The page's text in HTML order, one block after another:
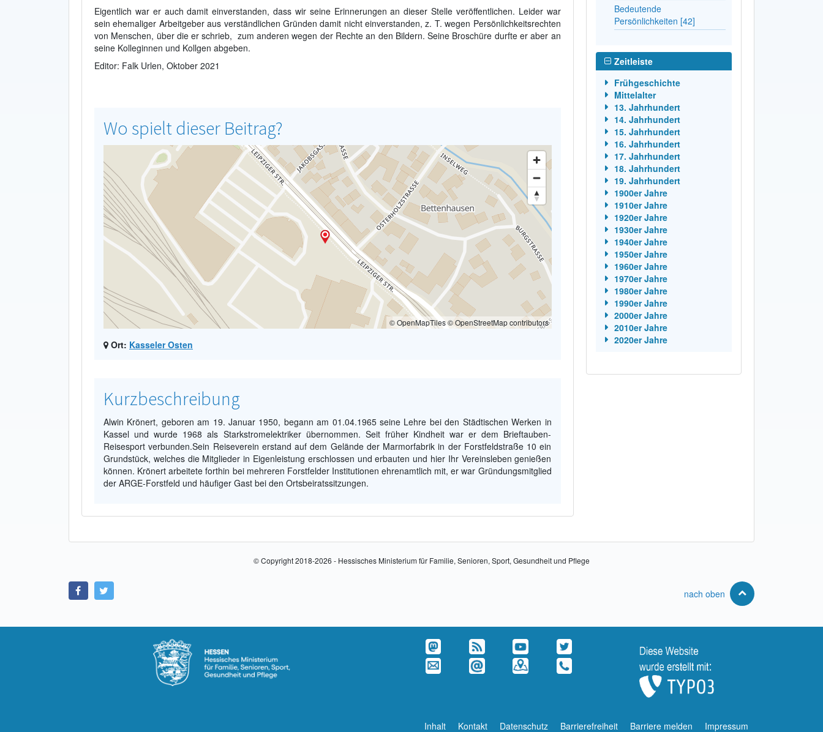
Eigentlich war er auch damit einverstanden, dass wir seine Erinnerungen an dieser Stelle veröffentlichen. Leider war
sein ehemaliger Arbeitgeber aus verständlichen Gründen damit nicht einverstanden, z. T. wegen Persönlichkeitsrechten
von Menschen, über die er schrieb, zum anderen wegen der Rechte an den Bildern. Seine Broschüre durfte er aber an
seine Kolleginnen und Kollgen abgeben.
Editor: Falk Urlen, Oktober 2021
Wo spielt dieser Beitrag?
© OpenMapTiles © OpenStreetMap contributors
Ort: Kasseler Osten
Kurzbeschreibung
Alwin Krönert, geboren am 19. Januar 1950, begann am 01.04.1965 seine Lehre bei den Städtischen Werken in
Kassel und wurde 1968 als Starkstromelektriker übernommen. Seit früher Kindheit war er dem Brieftauben-
Reisesport verbunden.Sein Reiseverein erstand auf dem Gelände der Marmorfabrik in der Forstfeldstraße 10 ein
Grundstück, welches die Mitglieder in Eigenleistung erschlossen und erbauten und hier Ihr Vereinsleben genießen
können. Krönert arbeitete forthin bei mehreren Forstfelder Institutionen ehrenamtlich mit, er war Gründungsmitglied
der ARGE-Forstfeld und häufiger Gast bei den Ortsbeiratssitzungen.
Bedeutende
Persönlichkeiten [42]
Zeitleiste
Frühgeschichte
Mittelalter
13. Jahrhundert
14. Jahrhundert
15. Jahrhundert
16. Jahrhundert
17. Jahrhundert
18. Jahrhundert
19. Jahrhundert
1900er Jahre
1910er Jahre
1920er Jahre
1930er Jahre
1940er Jahre
1950er Jahre
1960er Jahre
1970er Jahre
1980er Jahre
1990er Jahre
2000er Jahre
2010er Jahre
2020er Jahre
© Copyright 2018-2026 - Hessisches Ministerium für Familie, Senioren, Sport, Gesundheit und Pflege
Link zu Facebook
Link zu Twitter
nach oben
Impressum
Barriere melden
Barrierefreiheit
Datenschutz
Kontakt
Inhalt